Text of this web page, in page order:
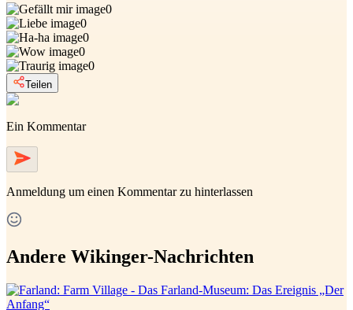
0
0
0
0
0
Teilen
Ein Kommentar
Anmeldung um einen Kommentar zu hinterlassen
Andere Wikinger-Nachrichten